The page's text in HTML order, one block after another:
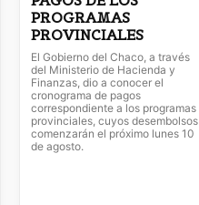
PROGRAMAS
PROVINCIALES
El Gobierno del Chaco, a través
del Ministerio de Hacienda y
Finanzas, dio a conocer el
cronograma de pagos
correspondiente a los programas
provinciales, cuyos desembolsos
comenzarán el próximo lunes 10
de agosto.